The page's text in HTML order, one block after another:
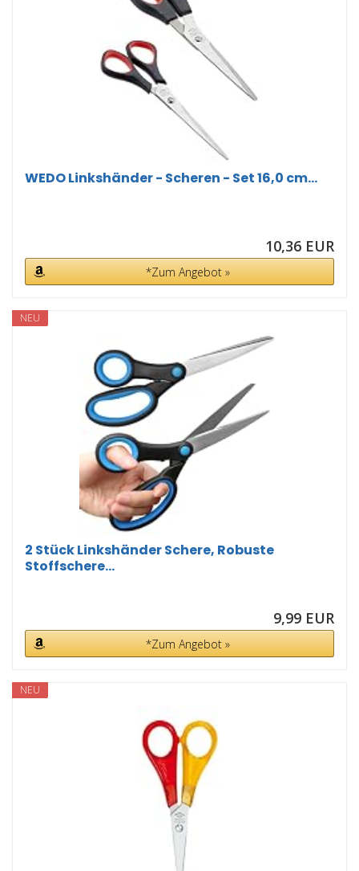
WEDO Linkshänder - Scheren - Set 16,0 cm...
10,36 EUR
*Zum Angebot »
NEU
2 Stück Linkshänder Schere, Robuste
Stoffschere...
9,99 EUR
*Zum Angebot »
NEU